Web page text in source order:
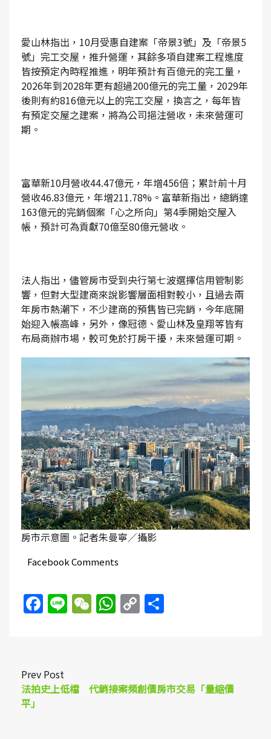
愛山林指出，10月受惠自建案「帝景3號」及「帝景5
號」完工交屋，推升營運，其餘多項自建案工程進度
皆按預定內時程推進，明年預計有百億元的完工量，
2026年到2028年更有超過200億元的完工量，2029年
後則有約816億元以上的完工交屋，換言之，每年皆
有預定交屋之建案，將為公司挹注營收，未來營運可
期。
富華新10月營收44.47億元，年增456倍；累計前十月
營收46.83億元，年增211.78%。富華新指出，總銷達
163億元的完銷個案「心之所向」第4季開始交屋入
帳，預計可為貢獻70億至80億元營收。
法人指出，儘管房市受到央行第七波選擇信用管制影
響，但對大型建商來說影響層面相對較小，且過去兩
年房市熱潮下，不少建商的預售皆已完銷，今年底開
始迎入帳高峰，另外，像冠德、愛山林及皇翔等皆有
布局商辦市場，較可免於打房干擾，未來營運可期。
房市示意圖。記者朱曼寧／攝影
Facebook Comments
Facebook
LineWeChat
WhatsApp
Copy
Prev Post
法拍史上低檔 代銷接案頻創價房市交易「量縮價
平」